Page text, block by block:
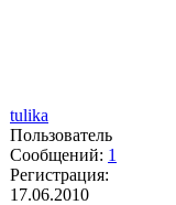
tulika
Пользователь
Сообщений: 1
Регистрация:
17.06.2010